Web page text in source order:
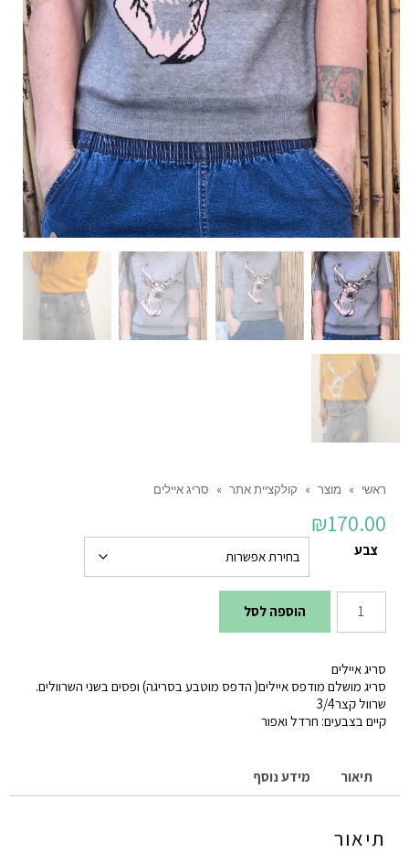
ראשי » מוצר » קולקציית אתר » סריג איילים
₪170.00
צבע
כמות
של
איילים
הוספה לסל
סריג איילים
סריג מושלם מודפס איילים( הדפס מוטבע בסריגה) ופסים בשני השרוולים.
שרוול קצר3/4
קיים בצבעים: חרדל ואפור
תיאור מידע נוסף
תיאור